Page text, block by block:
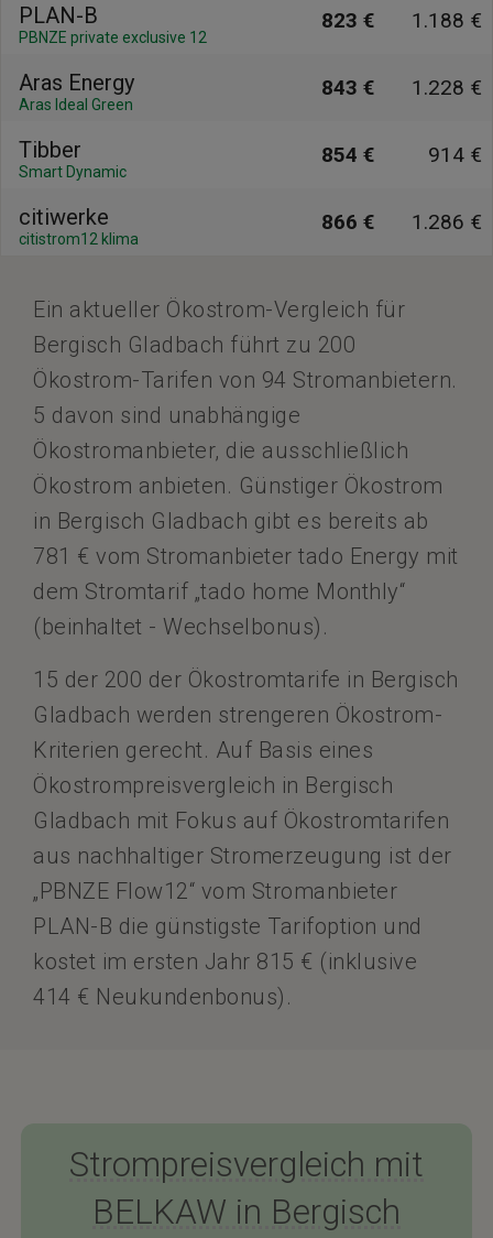
PLAN-B
PBNZE private exclusive 12
823 € 1.188 €
Aras Energy
Aras Ideal Green
843 € 1.228 €
Tibber
Smart Dynamic
854 € 914 €
citiwerke
citistrom12 klima
866 € 1.286 €
Ein aktueller Ökostrom-Vergleich für
Bergisch Gladbach führt zu 200
Ökostrom-Tarifen von 94 Stromanbietern.
5 davon sind unabhängige
Ökostromanbieter, die ausschließlich
Ökostrom anbieten. Günstiger Ökostrom
in Bergisch Gladbach gibt es bereits ab
781 € vom Stromanbieter tado Energy mit
dem Stromtarif „tado home Monthly“
(beinhaltet - Wechselbonus).
15 der 200 der Ökostromtarife in Bergisch
Gladbach werden strengeren Ökostrom-
Kriterien gerecht. Auf Basis eines
Ökostrompreisvergleich in Bergisch
Gladbach mit Fokus auf Ökostromtarifen
aus nachhaltiger Stromerzeugung ist der
„PBNZE Flow12“ vom Stromanbieter
PLAN-B die günstigste Tarifoption und
kostet im ersten Jahr 815 € (inklusive
414 € Neukundenbonus).
Strompreisvergleich mit
BELKAW in Bergisch